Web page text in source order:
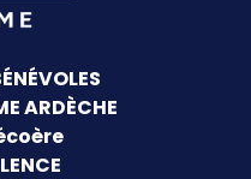
ARDÈCHE